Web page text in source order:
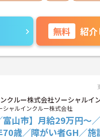
無料 紹介
クルー株式会社ソーシャルイ
シャルインクルー株式会社
富山市】月給29万円～
70歳／障がい者GH／施